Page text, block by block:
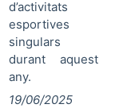
d’activitats
esportives
singulars
durant aquest
any.
19/06/2025